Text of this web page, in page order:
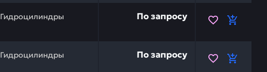
Гидроцилиндры
цилиндра KOMATSU 707-01-0A940 — это инвестиция в
По запросу
Гидроцилиндры
правая KOMATSU 206-62-64290 — это инвестиция в
По запросу